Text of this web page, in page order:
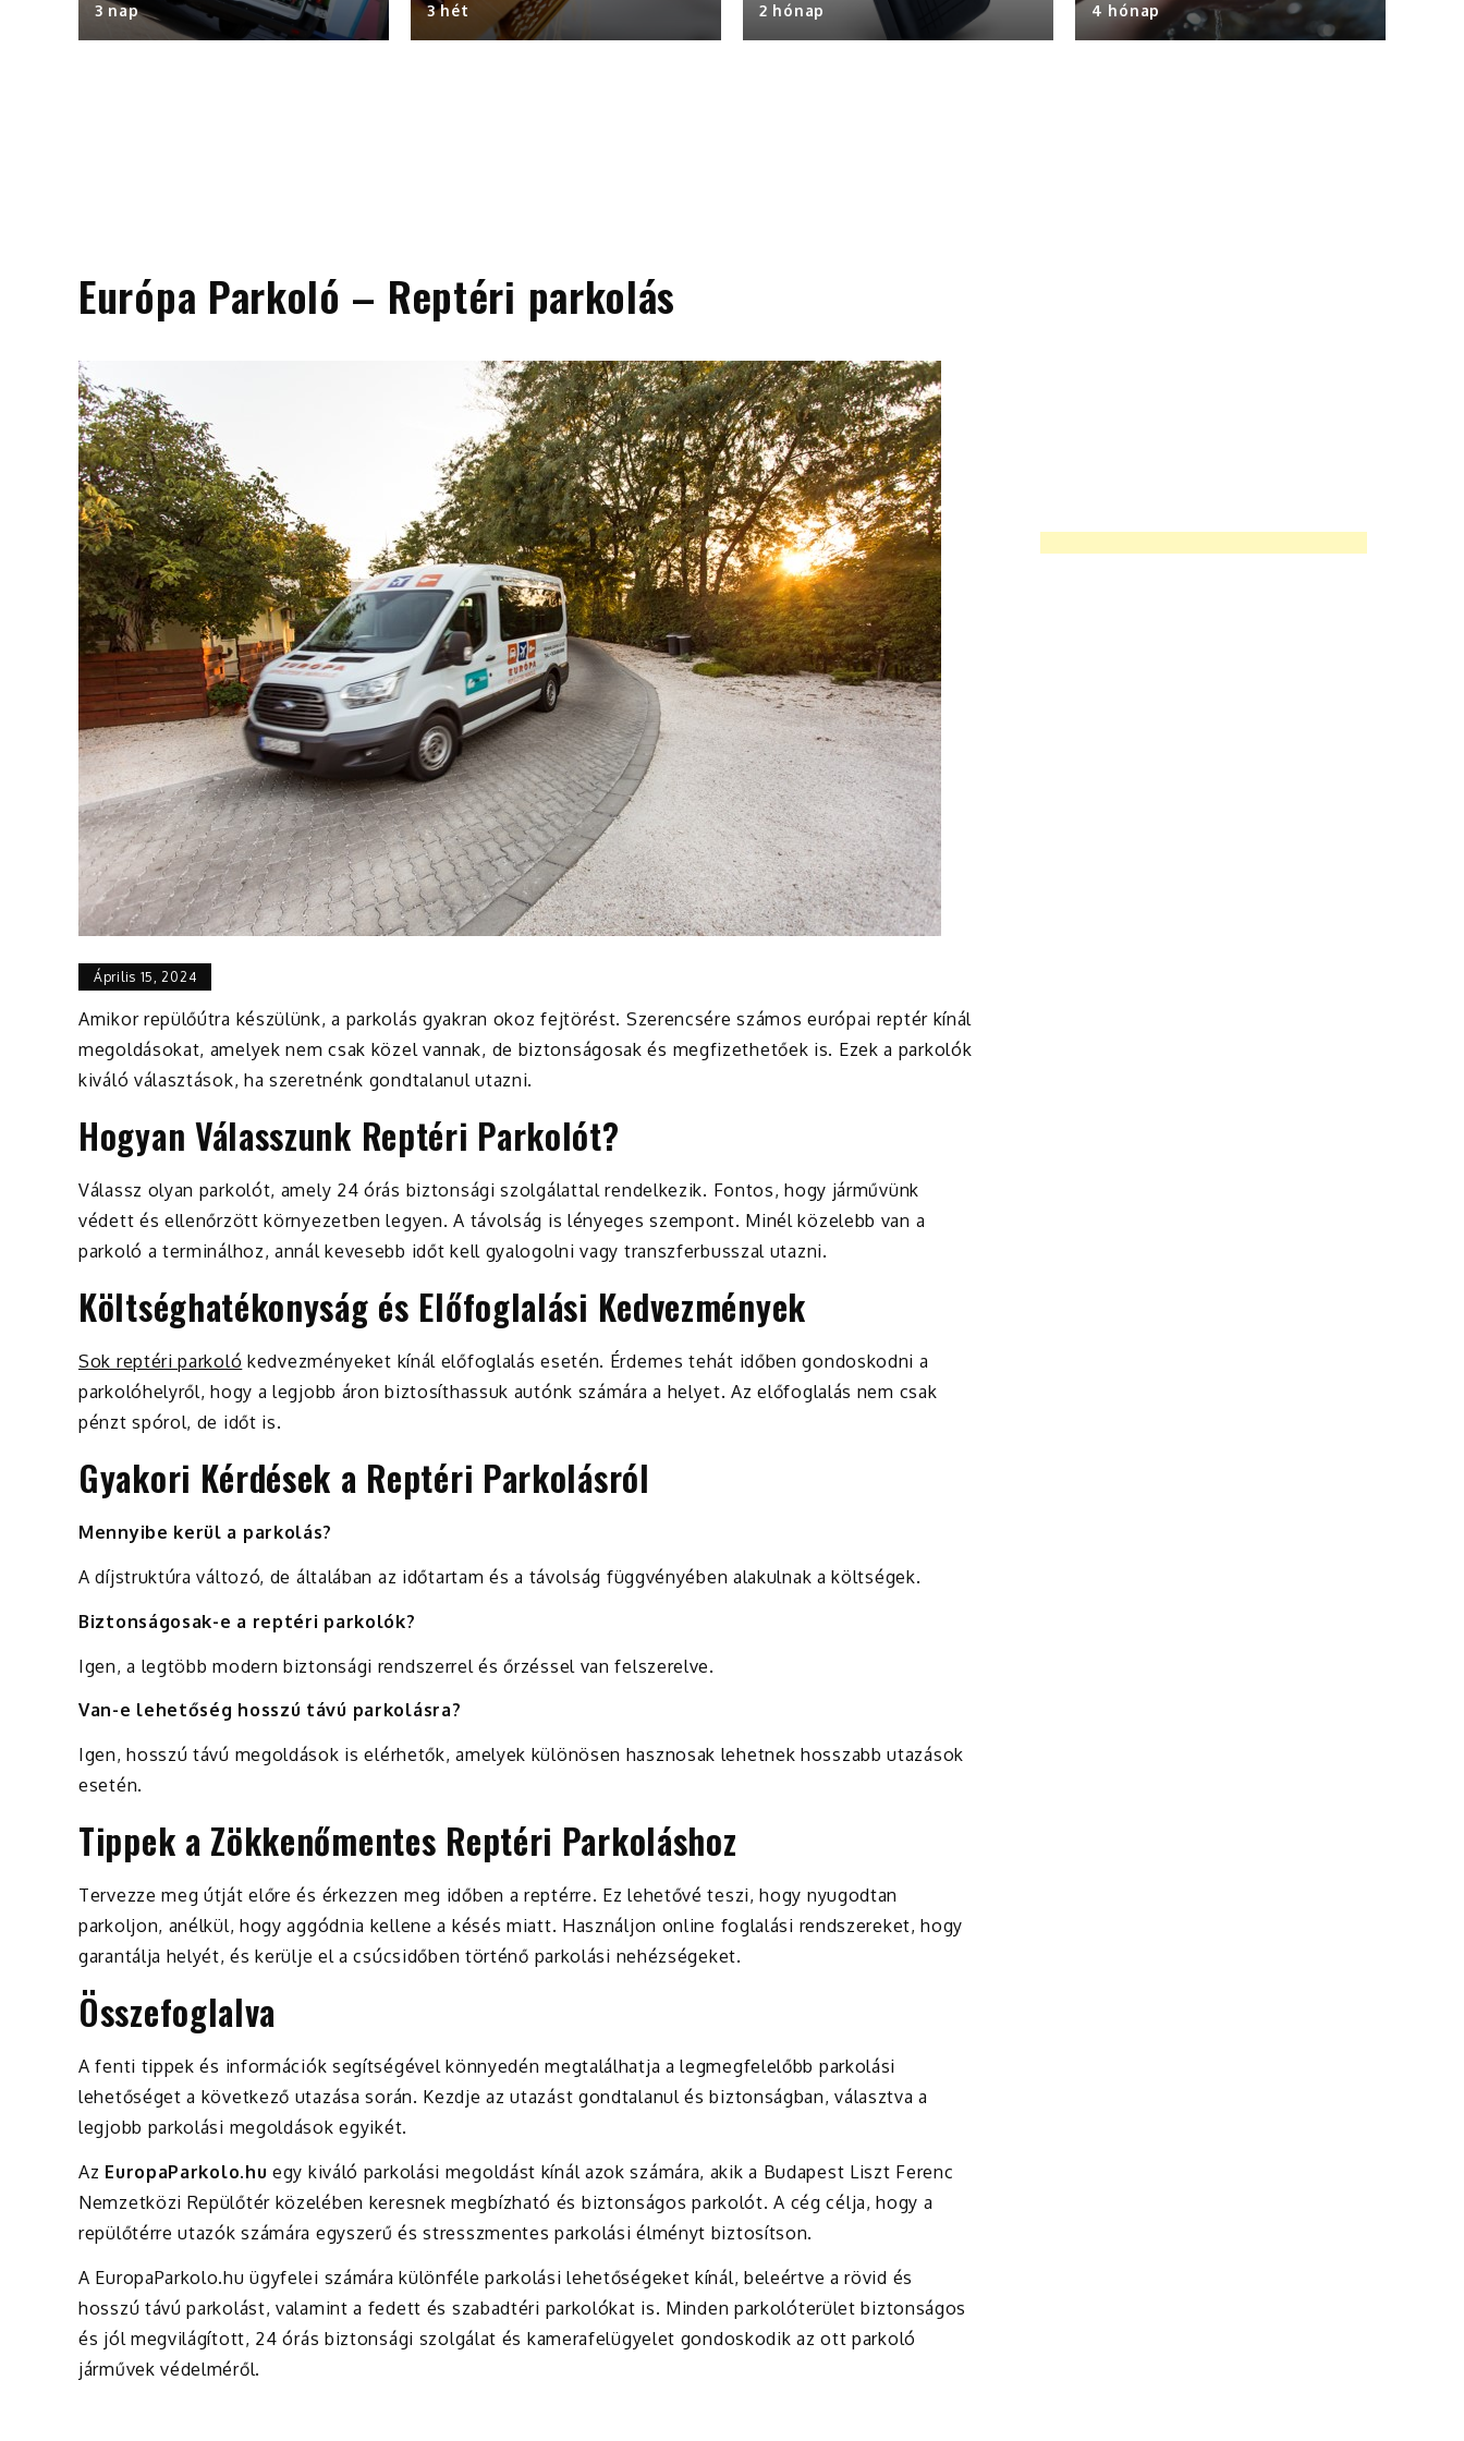
3 nap 3 hét 2 hónap 4 hónap
Európa Parkoló – Reptéri parkolás
Április 15, 2024
Amikor repülőútra készülünk, a parkolás gyakran okoz fejtörést. Szerencsére számos európai reptér kínál
megoldásokat, amelyek nem csak közel vannak, de biztonságosak és megfizethetőek is. Ezek a parkolók
kiváló választások, ha szeretnénk gondtalanul utazni.
Hogyan Válasszunk Reptéri Parkolót?
Válassz olyan parkolót, amely 24 órás biztonsági szolgálattal rendelkezik. Fontos, hogy járművünk
védett és ellenőrzött környezetben legyen. A távolság is lényeges szempont. Minél közelebb van a
parkoló a terminálhoz, annál kevesebb időt kell gyalogolni vagy transzferbusszal utazni.
Költséghatékonyság és Előfoglalási Kedvezmények
Sok reptéri parkoló kedvezményeket kínál előfoglalás esetén. Érdemes tehát időben gondoskodni a
parkolóhelyről, hogy a legjobb áron biztosíthassuk autónk számára a helyet. Az előfoglalás nem csak
pénzt spórol, de időt is.
Gyakori Kérdések a Reptéri Parkolásról
Mennyibe kerül a parkolás?
A díjstruktúra változó, de általában az időtartam és a távolság függvényében alakulnak a költségek.
Biztonságosak-e a reptéri parkolók?
Igen, a legtöbb modern biztonsági rendszerrel és őrzéssel van felszerelve.
Van-e lehetőség hosszú távú parkolásra?
Igen, hosszú távú megoldások is elérhetők, amelyek különösen hasznosak lehetnek hosszabb utazások
esetén.
Tippek a Zökkenőmentes Reptéri Parkoláshoz
Tervezze meg útját előre és érkezzen meg időben a reptérre. Ez lehetővé teszi, hogy nyugodtan
parkoljon, anélkül, hogy aggódnia kellene a késés miatt. Használjon online foglalási rendszereket, hogy
garantálja helyét, és kerülje el a csúcsidőben történő parkolási nehézségeket.
Összefoglalva
A fenti tippek és információk segítségével könnyedén megtalálhatja a legmegfelelőbb parkolási
lehetőséget a következő utazása során. Kezdje az utazást gondtalanul és biztonságban, választva a
legjobb parkolási megoldások egyikét.
Az EuropaParkolo.hu egy kiváló parkolási megoldást kínál azok számára, akik a Budapest Liszt Ferenc
Nemzetközi Repülőtér közelében keresnek megbízható és biztonságos parkolót. A cég célja, hogy a
repülőtérre utazók számára egyszerű és stresszmentes parkolási élményt biztosítson.
A EuropaParkolo.hu ügyfelei számára különféle parkolási lehetőségeket kínál, beleértve a rövid és
hosszú távú parkolást, valamint a fedett és szabadtéri parkolókat is. Minden parkolóterület biztonságos
és jól megvilágított, 24 órás biztonsági szolgálat és kamerafelügyelet gondoskodik az ott parkoló
járművek védelméről.